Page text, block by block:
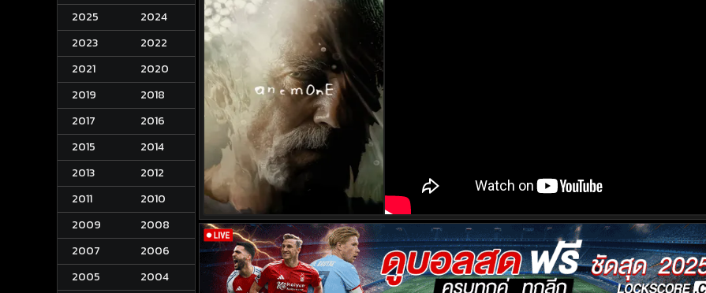
2025
2024
2023
2022
2021
2020
2019
2018
2017
2016
2015
2014
2013
2012
2011
2010
2009
2008
2007
2006
2005
2004